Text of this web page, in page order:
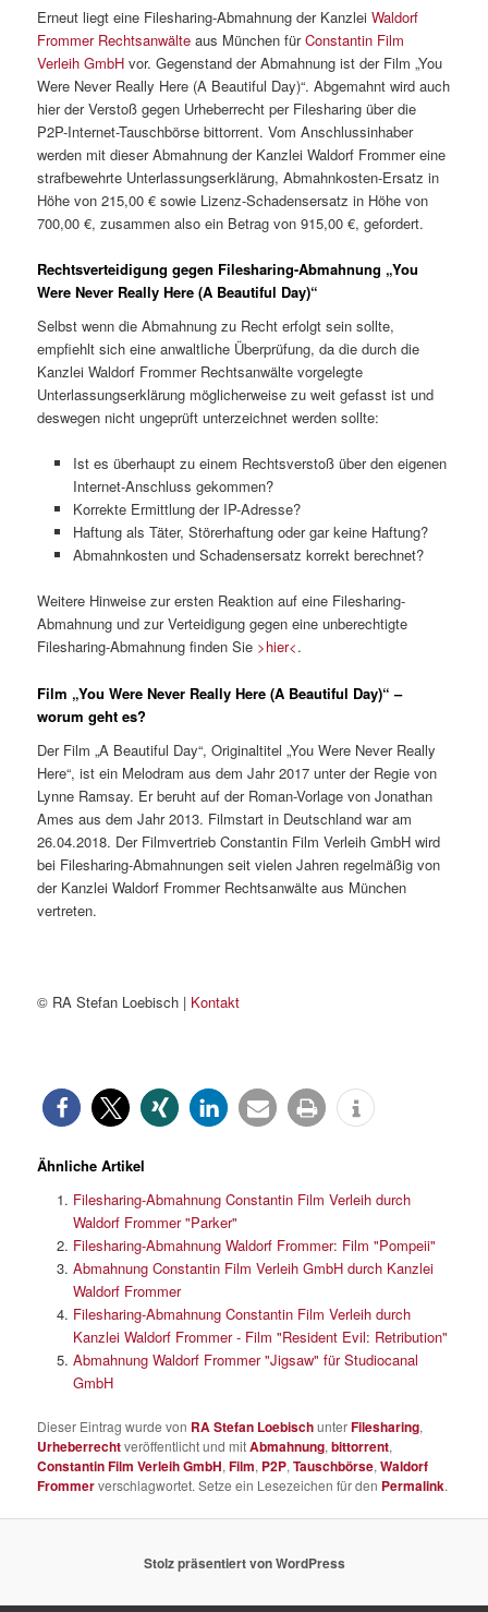
Erneut liegt eine Filesharing-Abmahnung der KanzleiWaldorf
Frommer Rechtsanwälte aus München fürConstantin Film
Verleih GmbH vor. Gegenstand der Abmahnung ist der Film „You
Were Never Really Here (A Beautiful Day)“. Abgemahnt wird auch
hier der Verstoß gegen Urheberrecht per Filesharing über die
P2P-Internet-Tauschbörse bittorrent. Vom Anschlussinhaber
werden mit dieser Abmahnung der Kanzlei Waldorf Frommer eine
strafbewehrte Unterlassungserklärung, Abmahnkosten-Ersatz in
Höhe von 215,00 € sowie Lizenz-Schadensersatz in Höhe von
700,00 €, zusammen also ein Betrag von 915,00 €, gefordert.
Rechtsverteidigung gegen Filesharing-Abmahnung „You
Were Never Really Here (A Beautiful Day)“
Selbst wenn die Abmahnung zu Recht erfolgt sein sollte,
empfiehlt sich eine anwaltliche Überprüfung, da die durch die
Kanzlei Waldorf Frommer Rechtsanwälte vorgelegte
Unterlassungserklärung möglicherweise zu weit gefasst ist und
deswegen nicht ungeprüft unterzeichnet werden sollte:
Ist es überhaupt zu einem Rechtsverstoß über den eigenen
Internet-Anschluss gekommen?
Korrekte Ermittlung der IP-Adresse?
Haftung als Täter, Störerhaftung oder gar keine Haftung?
Abmahnkosten und Schadensersatz korrekt berechnet?
Weitere Hinweise zur ersten Reaktion auf eine Filesharing-
Abmahnung und zur Verteidigung gegen eine unberechtigte
Filesharing-Abmahnung finden Sie >hier<.
Film „You Were Never Really Here (A Beautiful Day)“ –
worum geht es?
Der Film „A Beautiful Day“, Originaltitel „You Were Never Really
Here“, ist ein Melodram aus dem Jahr 2017 unter der Regie von
Lynne Ramsay. Er beruht auf der Roman-Vorlage von Jonathan
Ames aus dem Jahr 2013. Filmstart in Deutschland war am
26.04.2018. Der Filmvertrieb Constantin Film Verleih GmbH wird
bei Filesharing-Abmahnungen seit vielen Jahren regelmäßig von
der Kanzlei Waldorf Frommer Rechtsanwälte aus München
vertreten.
© RA Stefan Loebisch | Kontakt
Ähnliche Artikel
Filesharing-Abmahnung Constantin Film Verleih durch
Waldorf Frommer "Parker"
Filesharing-Abmahnung Waldorf Frommer: Film "Pompeii"
Abmahnung Constantin Film Verleih GmbH durch Kanzlei
Waldorf Frommer
Filesharing-Abmahnung Constantin Film Verleih durch
Kanzlei Waldorf Frommer - Film "Resident Evil: Retribution"
Abmahnung Waldorf Frommer "Jigsaw" für Studiocanal
GmbH
Dieser Eintrag wurde von RA Stefan LoebischunterFilesharing,
Urheberrechtveröffentlicht und mitAbmahnung,bittorrent,
Constantin Film Verleih GmbH,Film, P2P,Tauschbörse,Waldorf
Frommerverschlagwortet. Setze ein Lesezeichen für den Permalink.
Stolz präsentiert von WordPress